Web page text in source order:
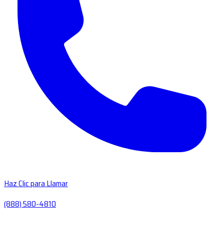
Haz Clic para Llamar
(888) 580-4810